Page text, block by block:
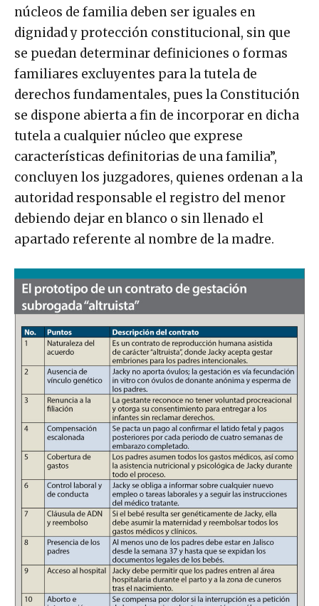
núcleos de familia deben ser iguales en
dignidad y protección constitucional, sin que
se puedan determinar definiciones o formas
familiares excluyentes para la tutela de
derechos fundamentales, pues la Constitución
se dispone abierta a fin de incorporar en dicha
tutela a cualquier núcleo que exprese
características definitorias de una familia”,
concluyen los juzgadores, quienes ordenan a la
autoridad responsable el registro del menor
debiendo dejar en blanco o sin llenado el
apartado referente al nombre de la madre.